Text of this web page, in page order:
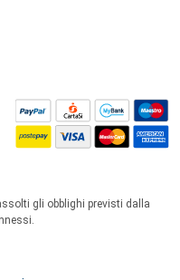
gli obblighi previsti dalla